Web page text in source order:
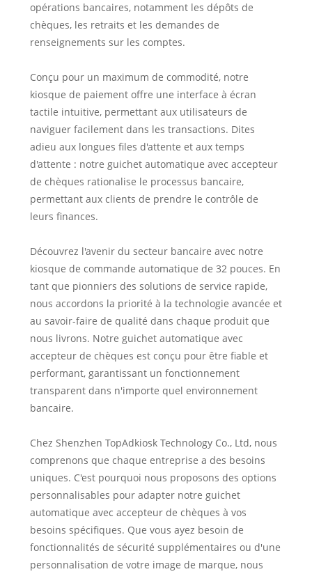
opérations bancaires, notamment les dépôts de
chèques, les retraits et les demandes de
renseignements sur les comptes.
Conçu pour un maximum de commodité, notre
kiosque de paiement offre une interface à écran
tactile intuitive, permettant aux utilisateurs de
naviguer facilement dans les transactions. Dites
adieu aux longues files d'attente et aux temps
d'attente : notre guichet automatique avec accepteur
de chèques rationalise le processus bancaire,
permettant aux clients de prendre le contrôle de
leurs finances.
Découvrez l'avenir du secteur bancaire avec notre
kiosque de commande automatique de 32 pouces. En
tant que pionniers des solutions de service rapide,
nous accordons la priorité à la technologie avancée et
au savoir-faire de qualité dans chaque produit que
nous livrons. Notre guichet automatique avec
accepteur de chèques est conçu pour être fiable et
performant, garantissant un fonctionnement
transparent dans n'importe quel environnement
bancaire.
Chez Shenzhen TopAdkiosk Technology Co., Ltd, nous
comprenons que chaque entreprise a des besoins
uniques. C'est pourquoi nous proposons des options
personnalisables pour adapter notre guichet
automatique avec accepteur de chèques à vos
besoins spécifiques. Que vous ayez besoin de
fonctionnalités de sécurité supplémentaires ou d'une
personnalisation de votre image de marque, nous